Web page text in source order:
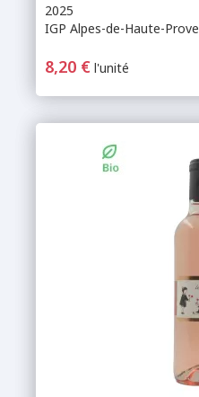
2025
IGP Alpes-de-Haute-
8,20 € l'unité